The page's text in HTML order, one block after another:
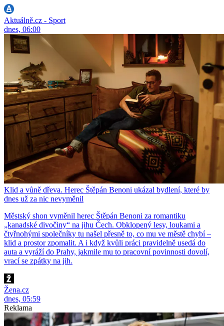
Aktuálně.cz - Sport
dnes, 06:00
Klid a vůně dřeva. Herec Štěpán Benoni ukázal bydlení, které by
dnes už za nic nevyměnil
Městský shon vyměnil herec Štěpán Benoni za romantiku
„kanadské divočiny“ na jihu Čech. Obklopený lesy, loukami a
čtyřnohými společníky tu našel přesně to, co mu ve městě chybí –
klid a prostor zpomalit. A i když kvůli práci pravidelně usedá do
auta a vyráží do Prahy, jakmile mu to pracovní povinnosti dovolí,
vrací se zpátky na jih.
Žena.cz
dnes, 05:59
Reklama